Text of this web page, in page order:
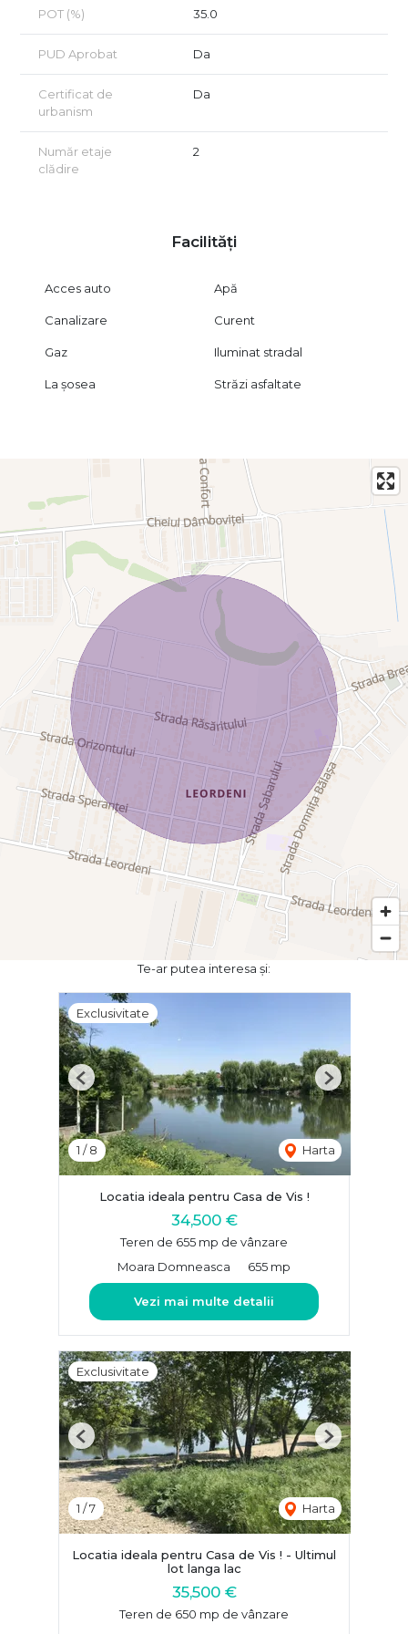
POT (%) 35.0
PUD Aprobat Da
Certificat de
urbanism
Da
Număr etaje
clădire
2
Facilități
Acces auto Apă
Canalizare Curent
Gaz Iluminat stradal
La șosea Străzi asfaltate
Te-ar putea interesa și:
Exclusivitate
1 /8 Harta
Previous Next
Locatia ideala pentru Casa de Vis !
34,500 €
Teren de 655 mp de vânzare
Moara Domneasca
655 mp
Vezi mai multe detalii
Exclusivitate
1 /7 Harta
Previous Next
Locatia ideala pentru Casa de Vis ! - Ultimul
lot langa lac
35,500 €
Teren de 650 mp de vânzare